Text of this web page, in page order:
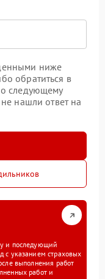
ниже
обратиться в
следующему
нашли ответ на
и последующий
с указанием страховых
выполнения работ
работ и